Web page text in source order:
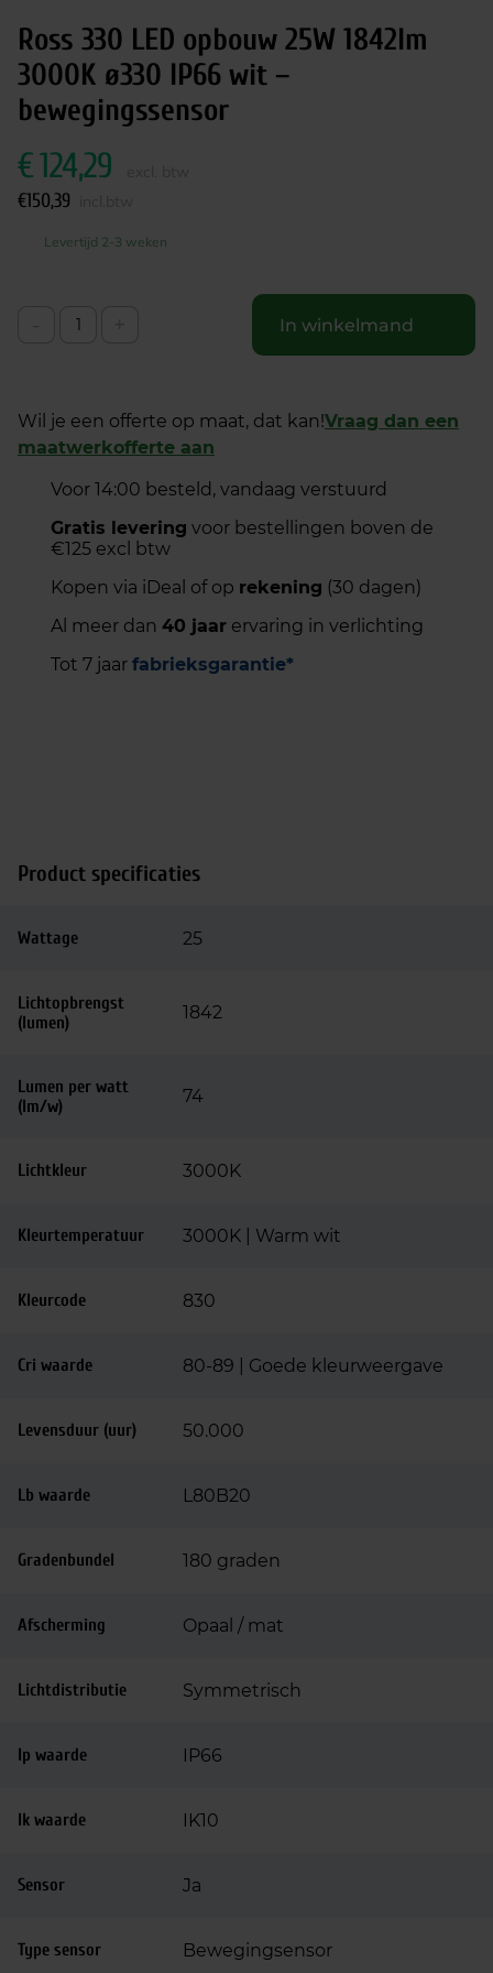
Ross 330 LED opbouw 25W 1842lm
3000K ø330 IP66 wit –
bewegingssensor
€124,29
€150,39
Levertijd 2-3 weken
In winkelmand
Wil je een offerte op maat, dat kan!Vraag dan een
maatwerkofferte aan
Voor 14:00 besteld, vandaag verstuurd
Gratis levering voor bestellingen boven de
€125 excl btw
Kopen via iDeal of op rekening (30 dagen)
Al meer dan 40 jaar ervaring in verlichting
Tot 7 jaar fabrieksgarantie*
Product specificaties
Wattage 25
Lichtopbrengst
(lumen)
1842
Lumen per watt
(lm/w)
74
Lichtkleur 3000K
Kleurtemperatuur 3000K | Warm wit
Kleurcode 830
Cri waarde 80-89 | Goede kleurweergave
Levensduur (uur) 50.000
Lb waarde L80B20
Gradenbundel 180 graden
Afscherming Opaal / mat
Lichtdistributie Symmetrisch
Ip waarde IP66
Ik waarde IK10
Sensor Ja
Type sensor Bewegingsensor